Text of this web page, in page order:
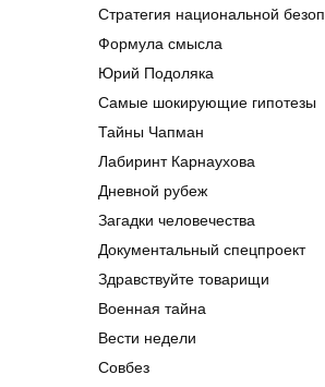
Стратегия национальной
Формула смысла
Юрий Подоляка
Самые шокирующие гипотезы
Тайны Чапман
Лабиринт Карнаухова
Дневной рубеж
Загадки человечества
Документальный спецпроект
Здравствуйте товарищи
Военная тайна
Вести недели
Совбез